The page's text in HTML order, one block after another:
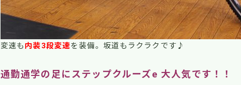
変速も 内装3段変速を装備。坂道もラクラクです♪
通勤通学の足にステップクルーズe 大人気です！！